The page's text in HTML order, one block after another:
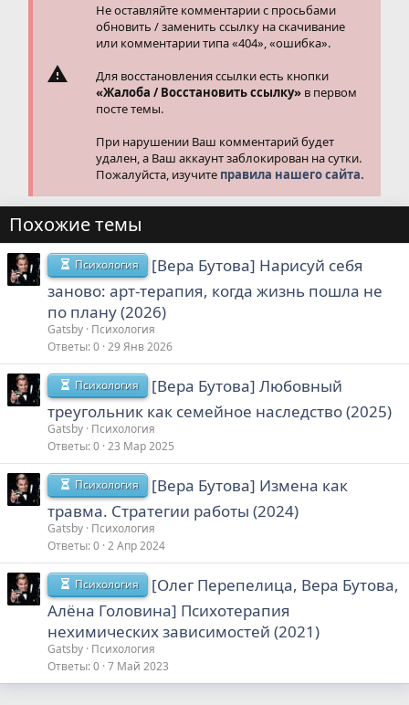
Не оставляйте комментарии с просьбами
обновить / заменить ссылку на скачивание
или комментарии типа «404», «ошибка».
Для восстановления ссылки есть кнопки
«Жалоба / Восстановить ссылку» в первом
посте темы.
При нарушении Ваш комментарий будет
удален, а Ваш аккаунт заблокирован на сутки.
Пожалуйста, изучите правила нашего сайта.
Похожие темы
Психология
[Вера Бутова] Нарисуй себя
заново: арт-терапия, когда жизнь пошла не
по плану (2026)
Gatsby Психология
Ответы 0 29 Янв 2026
Психология
[Вера Бутова] Любовный
треугольник как семейное наследство (2025)
Gatsby Психология
Ответы 0 23 Мар 2025
Психология
[Вера Бутова] Измена как
травма. Стратегии работы (2024)
Gatsby Психология
Ответы 0 2 Апр 2024
Психология
[Олег Перепелица, Вера Бутова,
Алёна Головина] Психотерапия
нехимических зависимостей (2021)
Gatsby Психология
Ответы 0 7 Май 2023